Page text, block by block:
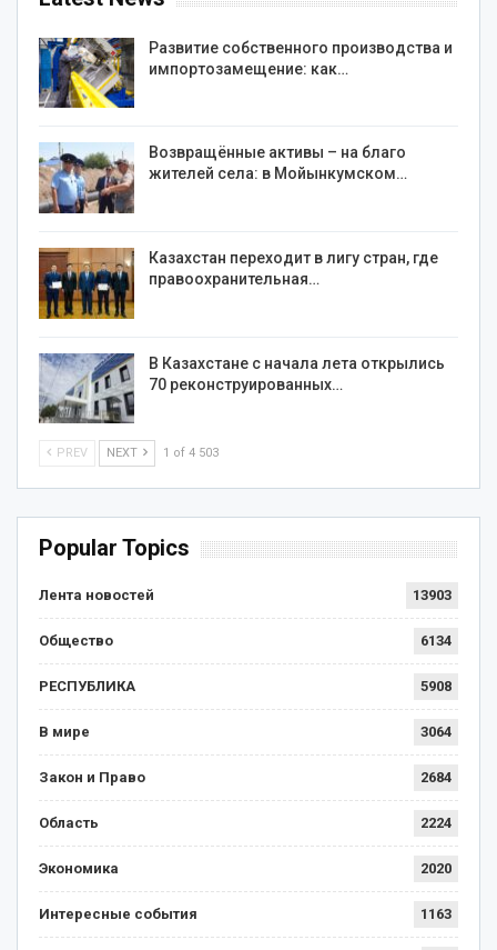
Развитие собственного производства и
импортозамещение: как…
Возвращённые активы – на благо
жителей села: в Мойынкумском…
Казахстан переходит в лигу стран, где
правоохранительная…
В Казахстане с начала лета открылись
70 реконструированных…
PREV NEXT 1 of 4 503
Popular Topics
Лента новостей 13903
Общество 6134
РЕСПУБЛИКА 5908
В мире 3064
Закон и Право 2684
Область 2224
Экономика 2020
Интересные события 1163